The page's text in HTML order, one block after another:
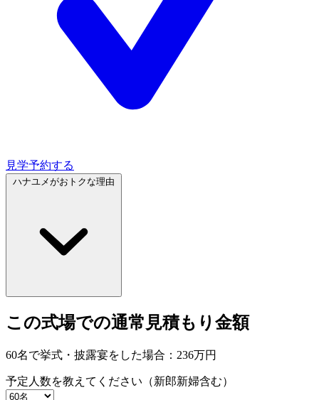
見学予約する
この式場での通常見積もり金額
60名で挙式・披露宴をした場合： 236万円
予定人数を教えてください（新郎新婦含む）